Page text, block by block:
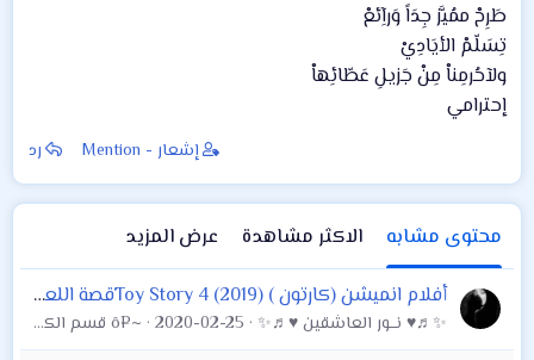
طَرِحْ ممُيَّز جِدَاً وَرآِئعْ
تِسَلّمْ الأيَادِيْ
ولآحُرمِناْ مِنْ جَزيلِ عَطّائِهاْ
إحترامي
إشعار - Mention رد
محتوى مشابه الاكثر مشاهدة
عرض المزيد
أفلام انميشن (كارتون ) Toy Story 4 (2019)قصة اللعبة الجزء الرابع
✨♬♥ نـــور العاشقين ♥♬✨ 2020-02-25 ~¤ô قسم الكارتون والانمي ô¤~